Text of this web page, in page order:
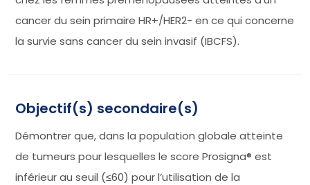
cancer du sein primaire HR+/HER2- en ce qui concerne
la survie sans cancer du sein invasif (IBCFS).
Objectif(s) secondaire(s)
Démontrer que, dans la population globale atteinte
de tumeurs pour lesquelles le score Prosigna® est
inférieur au seuil (≤60) pour l’utilisation de la